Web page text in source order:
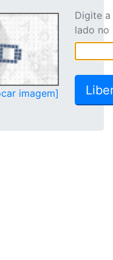
imagem]
Digite
lado no